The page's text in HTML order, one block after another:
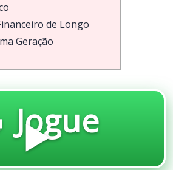
de Longo
Geração
Jogue
▶️